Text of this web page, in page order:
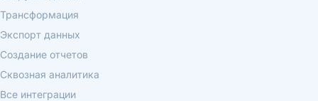
Трансформация
Экспорт данных
Создание отчетов
Сквозная аналитика
Все интеграции